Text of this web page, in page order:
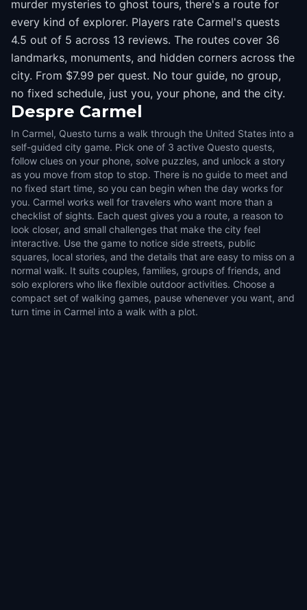
murder mysteries to ghost tours, there's a route for
every kind of explorer. Players rate Carmel's quests
4.5 out of 5 across 13 reviews. The routes cover 36
landmarks, monuments, and hidden corners across the
city. From $7.99 per quest. No tour guide, no group,
no fixed schedule, just you, your phone, and the city.
Despre Carmel
In Carmel, Questo turns a walk through the United States into a
self-guided city game. Pick one of 3 active Questo quests,
follow clues on your phone, solve puzzles, and unlock a story
as you move from stop to stop. There is no guide to meet and
no fixed start time, so you can begin when the day works for
you. Carmel works well for travelers who want more than a
checklist of sights. Each quest gives you a route, a reason to
look closer, and small challenges that make the city feel
interactive. Use the game to notice side streets, public
squares, local stories, and the details that are easy to miss on a
normal walk. It suits couples, families, groups of friends, and
solo explorers who like flexible outdoor activities. Choose a
compact set of walking games, pause whenever you want, and
turn time in Carmel into a walk with a plot.